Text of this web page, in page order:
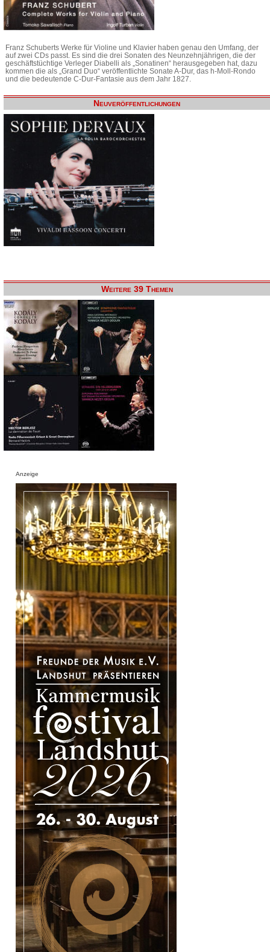
Franz Schuberts Werke für Violine und Klavier haben genau den Umfang, der
auf zwei CDs passt. Es sind die drei Sonaten des Neunzehnjährigen, die der
geschäftstüchtige Verleger Diabelli als „Sonatinen“ herausgegeben hat, dazu
kommen die als „Grand Duo“ veröffentlichte Sonate A-Dur, das h-Moll-Rondo
und die bedeutende C-Dur-Fantasie aus dem Jahr 1827.
Neuveröffentlichungen
Weitere 39 Themen
Anzeige